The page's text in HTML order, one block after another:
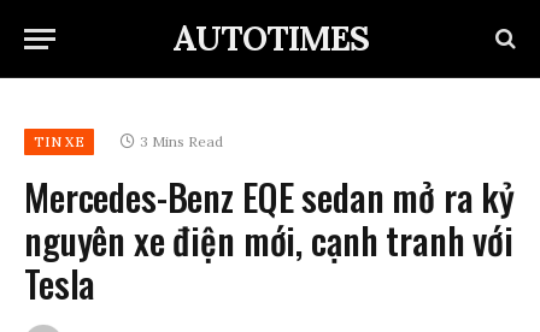
AUTOTIMES
TIN XE 3 Mins Read
Mercedes-Benz EQE sedan mở ra kỷ
nguyên xe điện mới, cạnh tranh với
Tesla